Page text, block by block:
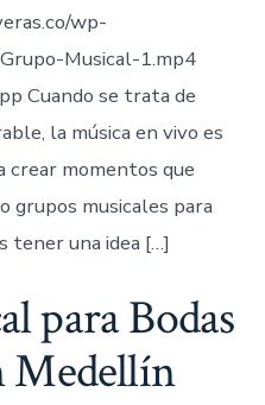
wp-
Musical-1.mp4
Cuando se trata de
la música en vivo es
crear momentos que
grupos musicales para
tener una idea […]
para Bodas
Medellín